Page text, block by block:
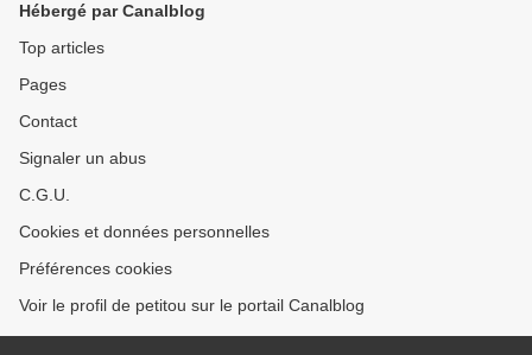
Hébergé par Canalblog
Top articles
Pages
Contact
Signaler un abus
C.G.U.
Cookies et données personnelles
Préférences cookies
Voir le profil de petitou sur le portail Canalblog